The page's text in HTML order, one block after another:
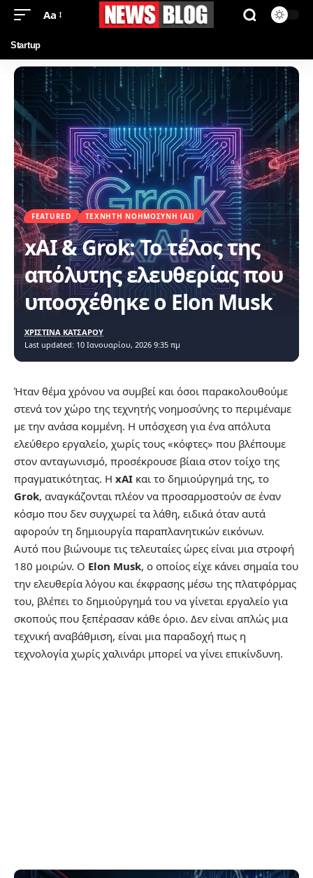
Aa
Startup
FEATURED ΤΕΧΝΗΤΉ ΝΟΗΜΟΣΎΝΗ (AI)
xAI & Grok: Το τέλος της
απόλυτης ελευθερίας που
υποσχέθηκε ο Elon Musk
Last updated: 10 Ιανουαρίου, 2026 9:35 πμ
ΧΡΙΣΤΙΝΑ ΚΑΤΣΑΡΟΥ
Ήταν θέμα χρόνου να συμβεί και όσοι παρακολουθούμε
στενά τον χώρο της τεχνητής νοημοσύνης το περιμέναμε
με την ανάσα κομμένη. Η υπόσχεση για ένα απόλυτα
ελεύθερο εργαλείο, χωρίς τους «κόφτες» που βλέπουμε
στον ανταγωνισμό, προσέκρουσε βίαια στον τοίχο της
πραγματικότητας. Η xAI και το δημιούργημά της, το
Grok, αναγκάζονται πλέον να προσαρμοστούν σε έναν
κόσμο που δεν συγχωρεί τα λάθη, ειδικά όταν αυτά
αφορούν τη δημιουργία παραπλανητικών εικόνων.
Αυτό που βιώνουμε τις τελευταίες ώρες είναι μια στροφή
180 μοιρών. Ο Elon Musk, ο οποίος είχε κάνει σημαία του
την ελευθερία λόγου και έκφρασης μέσω της πλατφόρμας
του, βλέπει το δημιούργημά του να γίνεται εργαλείο για
σκοπούς που ξεπέρασαν κάθε όριο. Δεν είναι απλώς μια
τεχνική αναβάθμιση, είναι μια παραδοχή πως η
τεχνολογία χωρίς χαλινάρι μπορεί να γίνει επικίνδυνη.